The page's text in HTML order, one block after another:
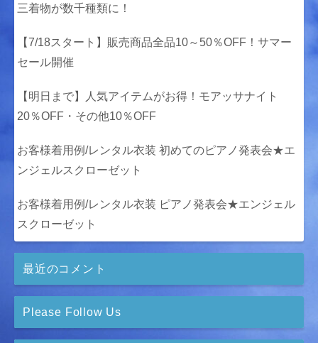
三着物が数千種類に！
【7/18スタート】販売商品全品10～50％OFF！サマー
セール開催
【明日まで】人気アイテムがお得！モアッサナイト
20％OFF・その他10％OFF
お客様着用例/レンタル衣装 初めてのピアノ発表会★エ
ンジェルスクローゼット
お客様着用例/レンタル衣装 ピアノ発表会★エンジェル
スクローゼット
最近のコメント
Please Follow Us